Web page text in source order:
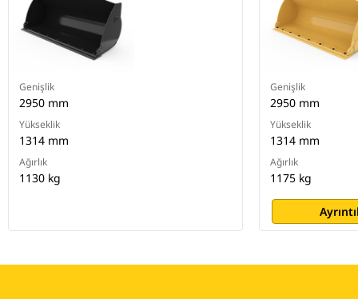
Genişlik
2950 mm
Yükseklik
1314 mm
Ağırlık
1130 kg
Genişlik
2950 mm
Yükseklik
1314 mm
Ağırlık
1175 kg